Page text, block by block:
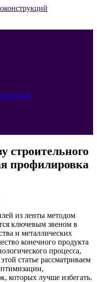
строительного
профилировка
из ленты методом
ключевым звеном в
и металлических
конечного продукта
процесса,
статье рассматриваем
которых лучше избегать.